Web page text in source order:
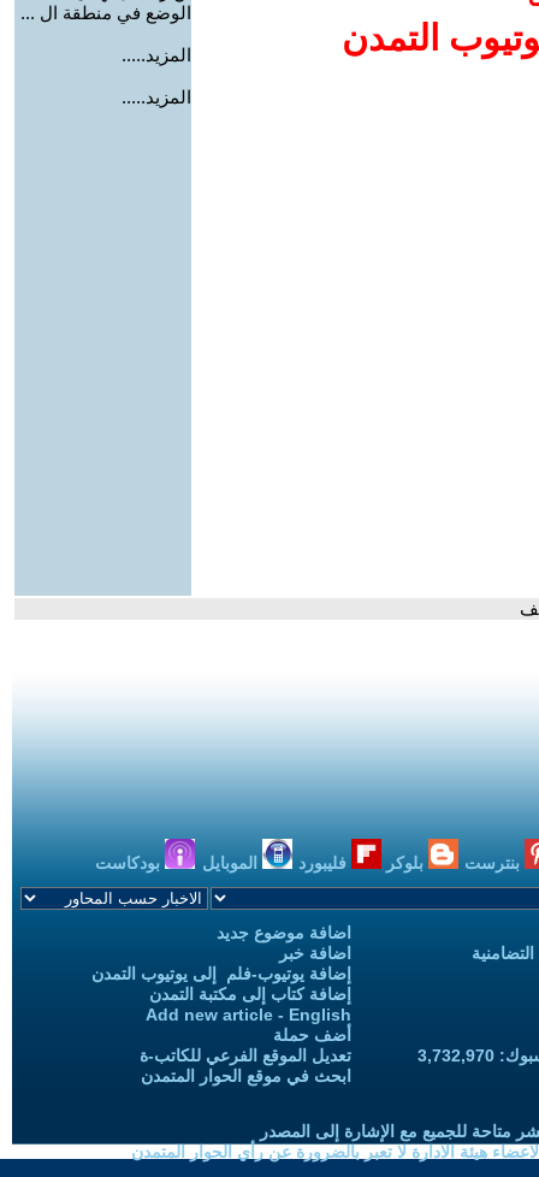
التمدن
الوضع في منطقة ال ...
المزيد.....
المزيد.....
بنترست بلوكر فليبورد الموبايل بودكاست
اضافة موضوع جديد
اضافة خبر
إضافة يوتيوب-فلم إلى يوتيوب التمدن
إضافة كتاب إلى مكتبة التمدن
Add new article - English
أضف حملة
تعديل الموقع الفرعي للكاتب-ة
ابحث في موقع الحوار المتمدن
متاحة للجميع مع الإشارة إلى المصدر
هيئة الادارة لا تعبر بالضرورة عن رأي الحوار المتمدن